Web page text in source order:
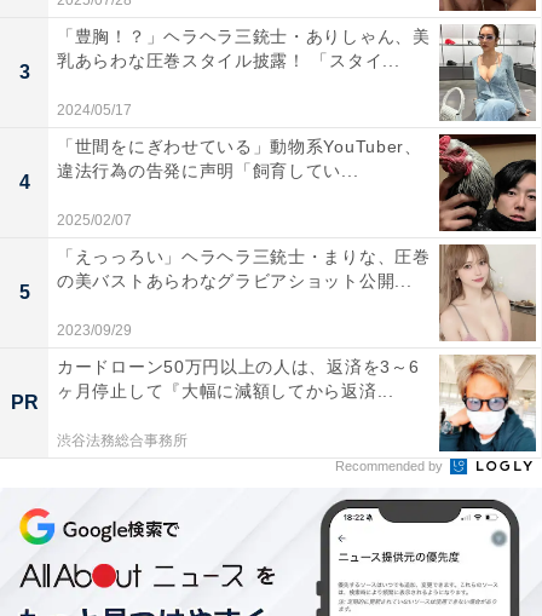
3
「豊胸！？」ヘラヘラ三銃士・ありしゃん、美
乳あらわな圧巻スタイル披露！ 「スタイ...
2024/05/17
4
「世間をにぎわせている」動物系YouTuber、
違法行為の告発に声明「飼育してい...
2025/02/07
5
「えっっろい」ヘラヘラ三銃士・まりな、圧巻
の美バストあらわなグラビアショット公開...
2023/09/29
PR
カードローン50万円以上の人は、返済を3～6
ヶ月停止して『大幅に減額してから返済...
渋谷法務総合事務所
Recommended by